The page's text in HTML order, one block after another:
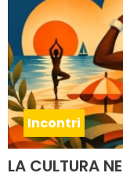
Incontri
LA CULTURA